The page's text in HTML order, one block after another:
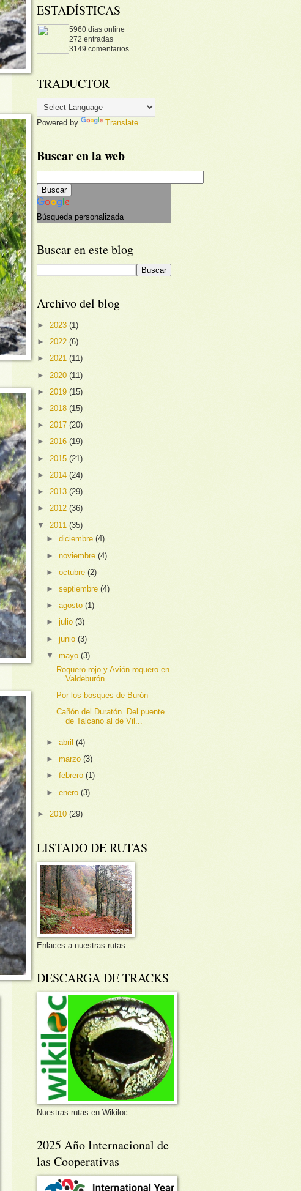
ESTADÍSTICAS
5960 días online
272 entradas
3149 comentarios
TRADUCTOR
Powered by Translate
Buscar en la web
Búsqueda personalizada
Buscar en este blog
Archivo del blog
► 2023 (1)
► 2022 (6)
► 2021 (11)
► 2020 (11)
► 2019 (15)
► 2018 (15)
► 2017 (20)
► 2016 (19)
► 2015 (21)
► 2014 (24)
► 2013 (29)
► 2012 (36)
▼ 2011 (35)
►diciembre(4)
► noviembre(4)
►octubre(2)
►septiembre(4)
►agosto(1)
►julio(3)
►junio(3)
▼mayo(3)
Roquero rojo y Avión roquero en
Valdeburón
Por los bosques de Burón
Cañón del Duratón. Del puente
de Talcano al de Vil...
►abril(4)
►marzo(3)
►febrero(1)
►enero(3)
► 2010 (29)
LISTADO DE RUTAS
Enlaces a nuestras rutas
DESCARGA DE TRACKS
Nuestras rutas en Wikiloc
2025 Año Internacional de
las Cooperativas